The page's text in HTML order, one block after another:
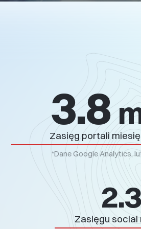
4.1
Zasięg portali
*Dane Google Analytics,
2.5
Zasięgu social
Iwona
GENERAL
Marta